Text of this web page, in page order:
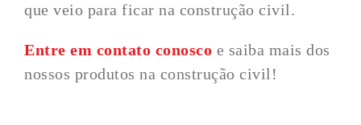
que veio para ficar na construção civil.
Entre em contato conosco e saiba mais dos
nossos produtos na construção civil!